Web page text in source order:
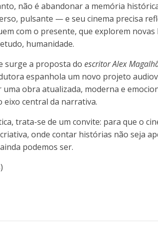
não é abandonar a memória
pulsante — e seu cinema precisa
com o presente, que explorem
humanidade.
surge a proposta doescritor Alex
espanhola um novo projeto
uma obra atualizada, moderna e
eixo central da narrativa.
trata-se de um convite: para que o
onde contar histórias não seja
podemos ser.